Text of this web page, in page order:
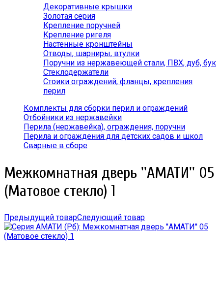
Декоративные крышки
Золотая серия
Крепление поручней
Крепление ригеля
Настенные кронштейны
Отводы, шарниры, втулки
Поручни из нержавеющей стали, ПВХ, дуб, бук
Стеклодержатели
Стоики ограждений, фланцы, крепления
перил
Комплекты для сборки перил и ограждений
Отбойники из нержавейки
Перила (нержавейка), ограждения, поручни
Перила и ограждения для детских садов и школ
Сварные в сборе
Межкомнатная дверь ''АМАТИ'' 05
(Матовое стекло) 1
Предыдущий товарСледующий товар